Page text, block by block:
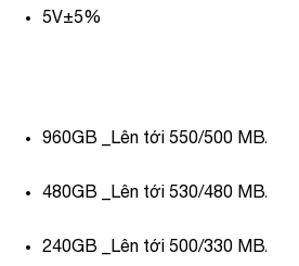
5V±5%
960GB _Lên tới 550/500 MB/
480GB _Lên tới 530/480 MB/
240GB _Lên tới 500/330 MB/